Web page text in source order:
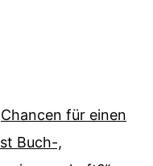
für einen
Buch-,